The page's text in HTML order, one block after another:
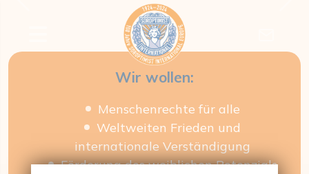
Gemeinsam Zukunft
gestalten
Wir wollen:
Menschenrechte für alle
Weltweiten Frieden und
internationale Verständigung
Förderung des weiblichen Potenzials